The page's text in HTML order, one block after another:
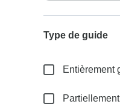
Type de guide
Entièrement